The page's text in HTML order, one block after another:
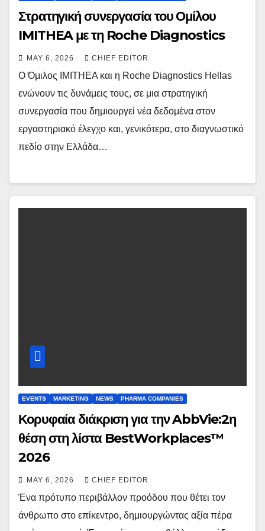
Στρατηγική συνεργασία του Ομίλου
IMITHEA με τη Roche Diagnostics
MAY 6, 2026 CHIEF EDITOR
Ο Όμιλος IMITHEA και η Roche Diagnostics Hellas
ενώνουν τις δυνάμεις τους, σε μια στρατηγική
συνεργασία που δημιουργεί νέα δεδομένα στον
εργαστηριακό έλεγχο και, γενικότερα, στο διαγνωστικό
πεδίο στην Ελλάδα…
EVENTS MARKETING NEWS PHARMA COMPANIES
Κορυφαία διάκριση για την AbbVie:2η
θέση στη λίστα BestWorkplaces™
2026
MAY 6, 2026 CHIEF EDITOR
Ένα πρότυπο περιβάλλον προόδου που θέτει τον
άνθρωπο στο επίκεντρο, δημιουργώντας αξία πέρα